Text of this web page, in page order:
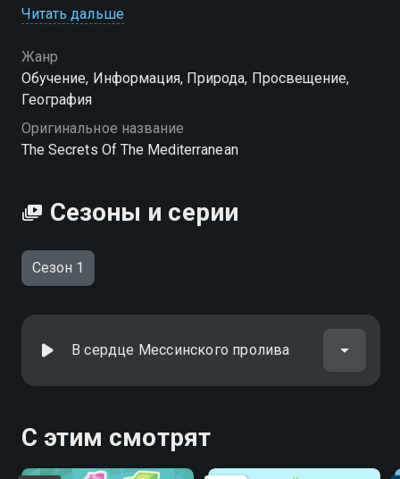
Средиземное море постоянно меняется. Континенты
Посмотреть онлайн 1 сезон сериала Тайны
Средиземноморья вы можете совершенно
бесплатно в хорошем HD качестве на Смотрёшке
Читать дальше
Жанр
Обучение, Информация, Природа, Просвещение,
География
Оригинальное название
The Secrets Of The Mediterranean
Сезоны и серии
Сезон 1
В сердце Мессинского пролива
С этим смотрят